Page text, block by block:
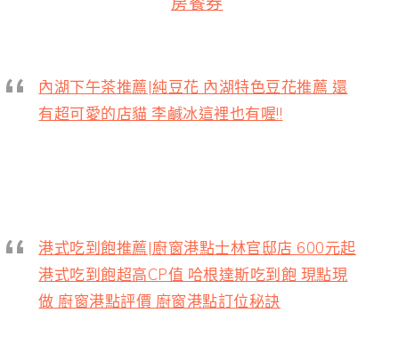
內湖下午茶推薦|純豆花 內湖特色豆花推薦 還
有超可愛的店貓 李鹹冰這裡也有喔!!
港式吃到飽推薦|廚窗港點士林官邸店 600元起
港式吃到飽超高CP值 哈根達斯吃到飽 現點現
做 廚窗港點評價 廚窗港點訂位秘訣